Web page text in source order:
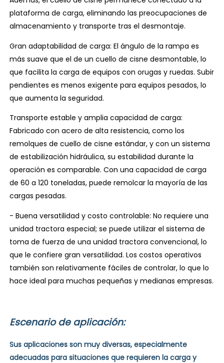
plataforma de carga, eliminando las preocupaciones de
almacenamiento y transporte tras el desmontaje.
Gran adaptabilidad de carga: El ángulo de la rampa es
más suave que el de un cuello de cisne desmontable, lo
que facilita la carga de equipos con orugas y ruedas. Subir
pendientes es menos exigente para equipos pesados, lo
que aumenta la seguridad.
Transporte estable y amplia capacidad de carga:
Fabricado con acero de alta resistencia, como los
remolques de cuello de cisne estándar, y con un sistema
de estabilización hidráulica, su estabilidad durante la
operación es comparable. Con una capacidad de carga
de 60 a 120 toneladas, puede remolcar la mayoría de las
cargas pesadas.
- Buena versatilidad y costo controlable: No requiere una
unidad tractora especial; se puede utilizar el sistema de
toma de fuerza de una unidad tractora convencional, lo
que le confiere gran versatilidad. Los costos operativos
también son relativamente fáciles de controlar, lo que lo
hace ideal para muchas pequeñas y medianas empresas.
Escenario de aplicación:
Sus aplicaciones son muy diversas, especialmente
adecuadas para situaciones que requieren la carga y